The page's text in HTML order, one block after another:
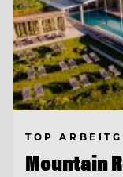
TOP
Mountain